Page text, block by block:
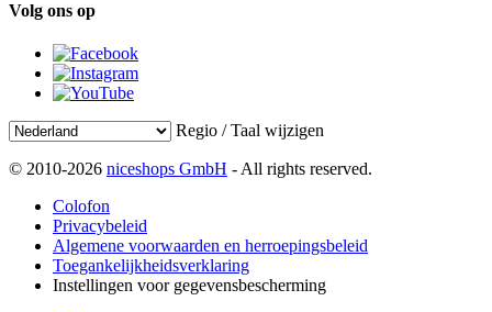
Volg ons op
Regio / Taal wijzigen
© 2010-2026 niceshops GmbH - All rights reserved.
Colofon
Privacybeleid
Algemene voorwaarden en herroepingsbeleid
Toegankelijkheidsverklaring
Instellingen voor gegevensbescherming